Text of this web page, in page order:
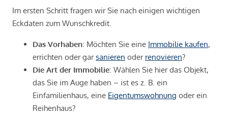
Im ersten Schritt fragen wir Sie nach einigen wichtigen
Eckdaten zum Wunschkredit.
Das Vorhaben: Möchten Sie eine Immobilie kaufen,
errichten oder garsanieren oder renovieren?
Die Art der Immobilie: Wählen Sie hier das Objekt,
das Sie im Auge haben – ist es z. B. ein
Einfamilienhaus, eine Eigentumswohnung oder ein
Reihenhaus?